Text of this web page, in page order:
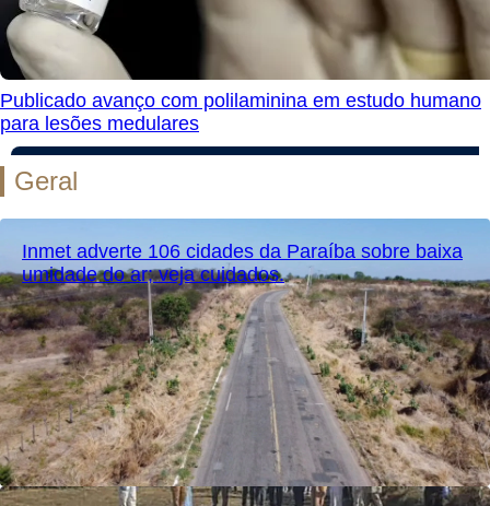
Publicado avanço com polilaminina em estudo humano
para lesões medulares
Geral
Inmet adverte 106 cidades da Paraíba sobre baixa
umidade do ar; veja cuidados.